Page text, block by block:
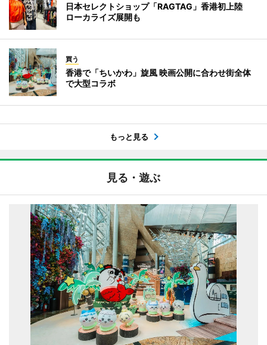
日本セレクトショップ「RAGTAG」香港初上陸
ローカライズ展開も
買う
香港で「ちいかわ」旋風 映画公開に合わせ街全体
で大型コラボ
もっと見る
見る・遊ぶ